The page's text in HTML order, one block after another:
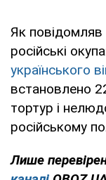
Як
російські
українського
встановлено
тортур і
російському
Лише